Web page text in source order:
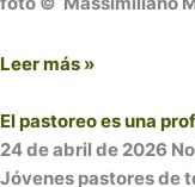
Leer más »
El pastoreo es una
24 de abril de 2026
Jóvenes pastores de